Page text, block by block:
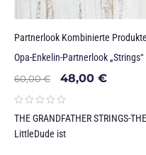
Partnerlook Kombinierte Produkte
Opa-Enkelin-Partnerlook „Strings“
60,00€ 48,00 €
THE GRANDFATHER STRINGS-
LittleDude ist